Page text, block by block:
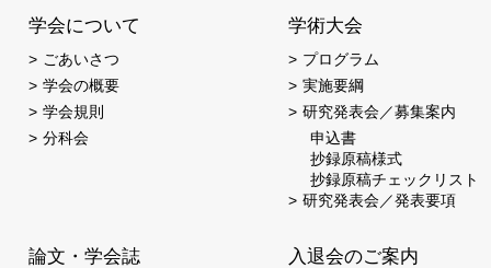
学会について
ごあいさつ
学会の概要
学会規則
分科会
学術大会
プログラム
実施要綱
研究発表会／募集案内
申込書
抄録原稿様式
抄録原稿チェックリスト
研究発表会／発表要項
論文・学会誌 入退会のご案内